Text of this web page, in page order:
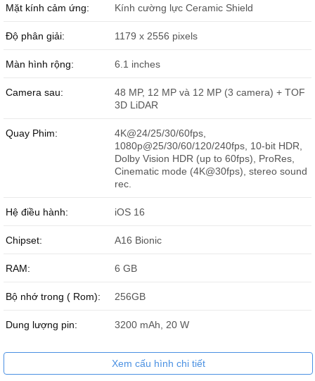
Mặt kính cảm ứng: Kính cường lực Ceramic Shield
Độ phân giải: 1179 x 2556 pixels
Màn hình rộng: 6.1 inches
Camera sau:
48 MP, 12 MP và 12 MP (3 camera) + TOF
3D LiDAR
Quay Phim:
4K@24/25/30/60fps,
1080p@25/30/60/120/240fps, 10-bit HDR,
Dolby Vision HDR (up to 60fps), ProRes,
Cinematic mode (4K@30fps), stereo sound
rec.
Hệ điều hành: iOS 16
Chipset: A16 Bionic
RAM: 6 GB
Bộ nhớ trong ( Rom): 256GB
Dung lượng pin: 3200 mAh, 20 W
Xem cấu hình chi tiết